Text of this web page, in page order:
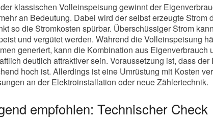
klassischen Volleinspeisung gewinnt der
an Bedeutung. Dabei wird der selbst erzeugte Strom
so die Stromkosten spürbar. Überschüssiger Strom
und vergütet werden. Während die Volleinspeisung
generiert, kann die Kombination aus Eigenverbrauch
deutlich attraktiver sein. Voraussetzung ist, dass der
hoch ist. Allerdings ist eine Umrüstung mit Kosten
an der Elektroinstallation oder neue Zählertechnik.
empfohlen: Technischer Check